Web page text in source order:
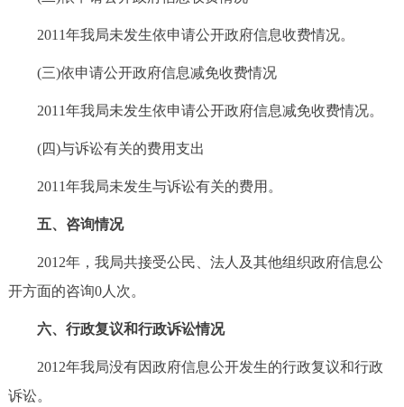
2011年我局未发生依申请公开政府信息收费情况。
(三)依申请公开政府信息减免收费情况
2011年我局未发生依申请公开政府信息减免收费情况。
(四)与诉讼有关的费用支出
2011年我局未发生与诉讼有关的费用。
五、咨询情况
2012年，我局共接受公民、法人及其他组织政府信息公
开方面的咨询0人次。
六、行政复议和行政诉讼情况
2012年我局没有因政府信息公开发生的行政复议和行政
诉讼。